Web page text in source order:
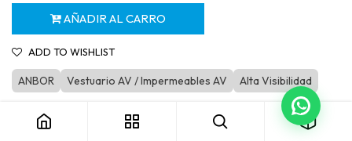
AÑADIR AL CARRO
ADD TO WISHLIST
ANBOR Vestuario AV / Impermeables AV Alta Visibilidad
Categoría: Impermeables AV